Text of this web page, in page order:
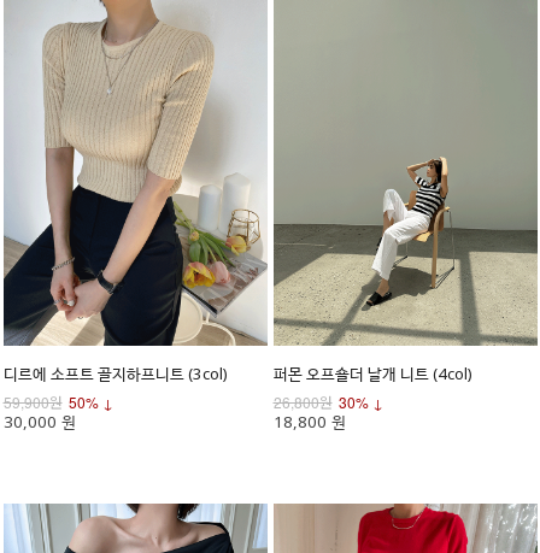
디르에 소프트 골지하프니트 (3col)
59,900원 50% ↓
30,000 원
퍼몬 오프숄더 날개 니트 (4col)
26,800원 30% ↓
18,800 원